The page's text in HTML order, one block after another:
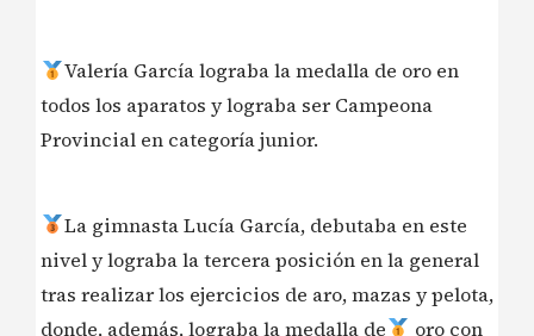
Valería García lograba la medalla de oro en
todos los aparatos y lograba ser Campeona
Provincial en categoría junior.
La gimnasta Lucía García, debutaba en este
nivel y lograba la tercera posición en la general
tras realizar los ejercicios de aro, mazas y pelota,
donde, además, lograba la medalla de
oro con